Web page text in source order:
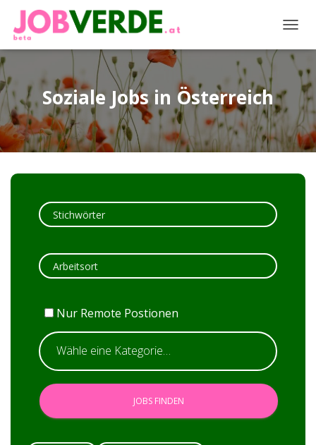
Soziale Jobs in Österreich
Nur Remote Postionen